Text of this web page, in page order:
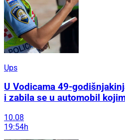
Ups
U Vodicama 49-
i zabila se u automobil
10.08
19:54h